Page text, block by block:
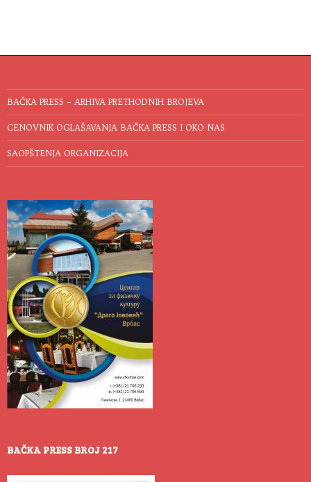
BAČKA PRESS – ARHIVA PRETHODNIH BROJEVA
CENOVNIK OGLAŠAVANJA BAČKA PRESS I OKO NAS
SAOPŠTENJA ORGANIZACIJA
BAČKA PRESS BROJ 217